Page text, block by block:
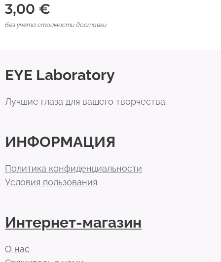
3,00 €
без учета стоимости доставки
EYE Laboratory
Лучшие глаза для вашего творчества.
ИНФОРМАЦИЯ
Политика конфиденциальности
Условия пользования
Интернет-магазин
О нас